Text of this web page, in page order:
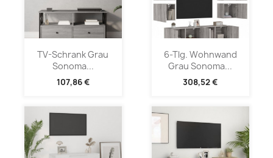
TV-Schrank Grau
Sonoma...
107,86 €
6-Tlg. Wohnwand
Grau Sonoma...
308,52 €